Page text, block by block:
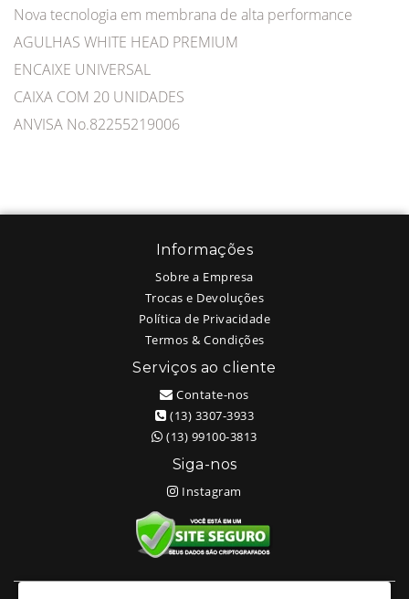
Nova tecnologia em membrana de alta performance
AGULHAS WHITE HEAD PREMIUM
ENCAIXE UNIVERSAL
CAIXA COM 20 UNIDADES
ANVISA No.82255219006
Informações
Sobre a Empresa
Trocas e Devoluções
Política de Privacidade
Termos & Condições
Serviços ao cliente
Contate-nos
(13) 3307-3933
(13) 99100-3813
Siga-nos
Instagram